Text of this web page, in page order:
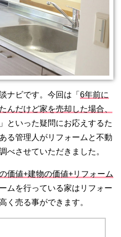
ナビです。今回は「 6年前に
んだけど家を売却した場合、
」といった疑問にお応えするた
る管理人がリフォームと不動
べさせていただきました。
価値+建物の価値+リフォーム
ムを行っている家はリフォー
く売る事ができます。